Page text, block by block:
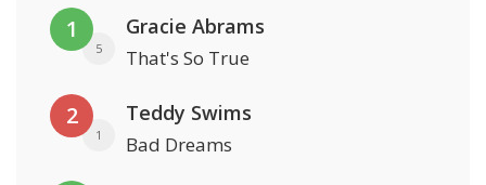
1
5
Gracie Abrams
That's So True
2
1
Teddy Swims
Bad Dreams